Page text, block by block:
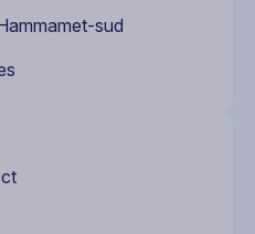
sud